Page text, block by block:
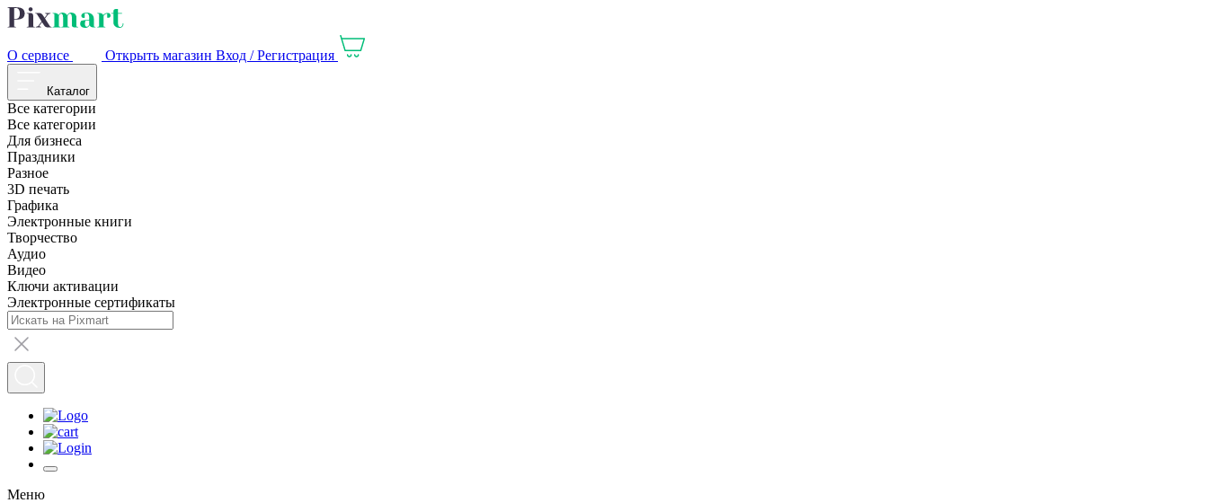
О сервисе Открыть магазин Вход / Регистрация
Каталог
Все категории
Все категории
Для бизнеса
Праздники
Разное
3D печать
Графика
Электронные книги
Творчество
Аудио
Видео
Ключи активации
Электронные сертификаты
Меню